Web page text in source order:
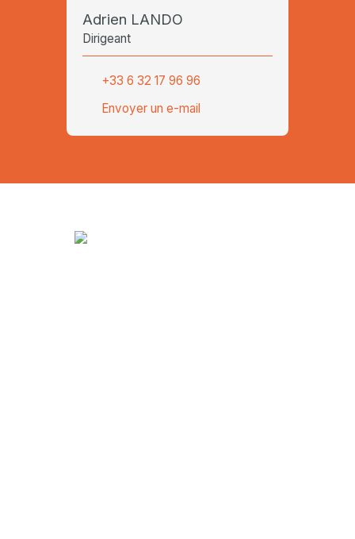
Adrien LANDO
Dirigeant
+33 6 32 17 96 96
Envoyer un e-mail